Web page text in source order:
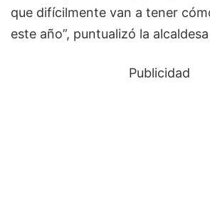
que difícilmente van a tener
este año”, puntualizó la
Publicidad